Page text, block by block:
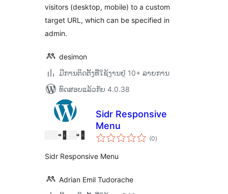
visitors (desktop, mobile) to a custom
target URL, which can be specified in
admin.
desimon
ມີການຕິດຕັ້ງທີ່ໃຊ້ງານຢູ່ 10+ ລາຍການ
ທົດສອບແລ້ວກັບ 4.0.38
Sidr Responsive
Menu
(0ຄະແນນ
ທັງໝົດ
)
Sidr Responsive Menu
Adrian Emil Tudorache